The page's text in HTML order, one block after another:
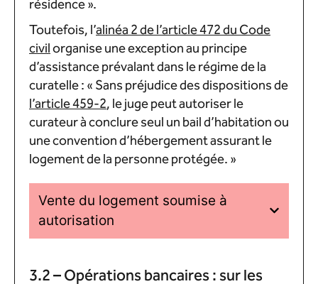
résidence ».
Toutefois, l’alinéa 2 de l’article 472 du Code
civilorganise une exception au principe
d’assistance prévalant dans le régime de la
curatelle : « Sans préjudice des dispositions de
l’article 459-2, le juge peut autoriser le
curateur à conclure seul un bail d’habitation ou
une convention d’hébergement assurant le
logement de la personne protégée. »
Vente du logement soumise à
autorisation
3.2 – Opérations bancaires : sur les